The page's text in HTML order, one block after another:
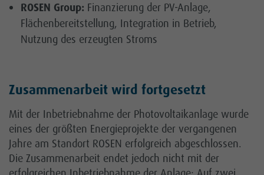
ROSEN Group: Finanzierung der PV-Anlage,
Flächenbereitstellung, Integration in Betrieb,
Nutzung des erzeugten Stroms
Zusammenarbeit wird fortgesetzt
Mit der Inbetriebnahme der Photovoltaikanlage wurde
eines der größten Energieprojekte der vergangenen
Jahre am Standort ROSEN erfolgreich abgeschlossen.
Die Zusammenarbeit endet jedoch nicht mit der